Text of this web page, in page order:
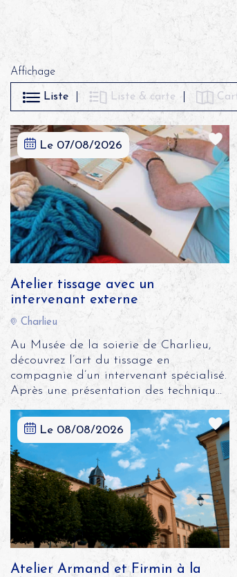
Affichage
Liste Liste & carte
Atelier tissage avec un
intervenant externe
Le 07/08/2026
Charlieu
Au Musée de la soierie de Charlieu,
découvrez l’art du tissage en
compagnie d’un intervenant spécialisé.
Après une présentation des techniqu...
Atelier Armand et Firmin à la
Le 08/08/2026